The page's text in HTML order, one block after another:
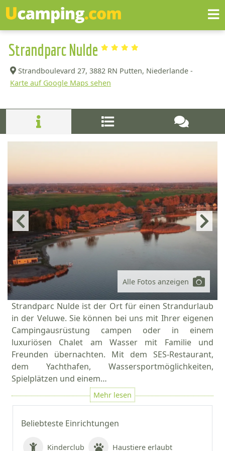
Strandparc Nulde
Strandboulevard 27, 3882 RN Putten, Niederlande -
Karte auf Google Maps sehen
Beliebteste Einrichtungen
Kinderclub Haustiere erlaubt
Alle Fotos anzeigen
Strandparc Nulde ist der Ort für einen Strandurlaub
in der Veluwe. Sie können bei uns mit Ihrer eigenen
Campingausrüstung campen oder in einem
luxuriösen Chalet am Wasser mit Familie und
Freunden übernachten. Mit dem SES-Restaurant,
dem Yachthafen, Wassersportmöglichkeiten,
Spielplätzen und einem…